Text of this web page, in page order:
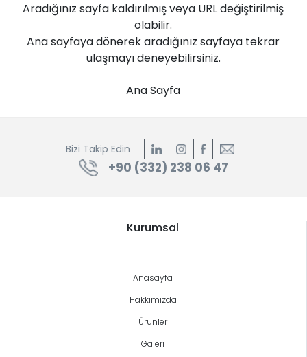
Çember Dişli
Aradığınız sayfa kaldırılmış veya URL değiştirilmiş
olabilir.
Ana sayfaya dönerek aradığınız sayfaya tekrar
ulaşmayı deneyebilirsiniz.
Ana Sayfa
Bizi Takip Edin
+90 (332) 238 06 47
Kurumsal
Anasayfa
Hakkımızda
Ürünler
Galeri